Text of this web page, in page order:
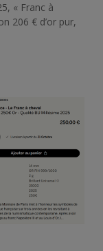
« Franc à
206 € d’or pur,